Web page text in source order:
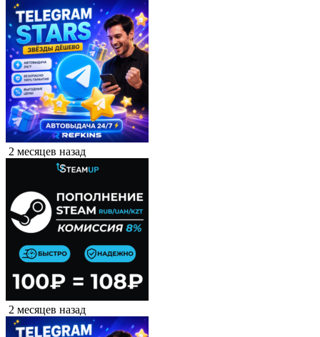
2 месяцев назад
2 месяцев назад